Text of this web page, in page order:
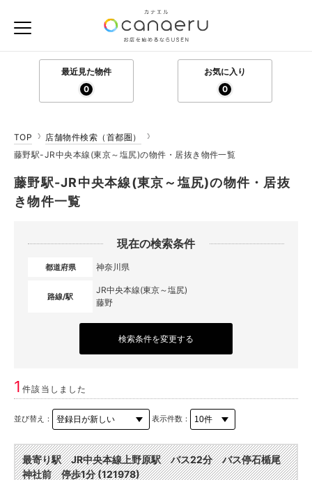
最近見た物件
0
お気に入り
0
TOP
店舗物件検索（首都圏）
藤野駅-JR中央本線(東京～塩尻)の物件・居抜き物件一覧
藤野駅-JR中央本線(東京～塩尻)の物件・居抜
き物件一覧
現在の検索条件
都道府県 神奈川県
路線/駅
JR中央本線(東京～塩尻)
藤野
検索条件を変更する
1件該当しました
並び替え： 表示件数：
最寄り駅 JR中央本線上野原駅 バス22分 バス停石楯尾
神社前 停歩1分 (121978)